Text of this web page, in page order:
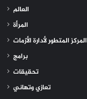
العالم
المرأة
المركز المتطور لأدارة الأزمات
برامج
تحقيقات
تعازي وتهاني